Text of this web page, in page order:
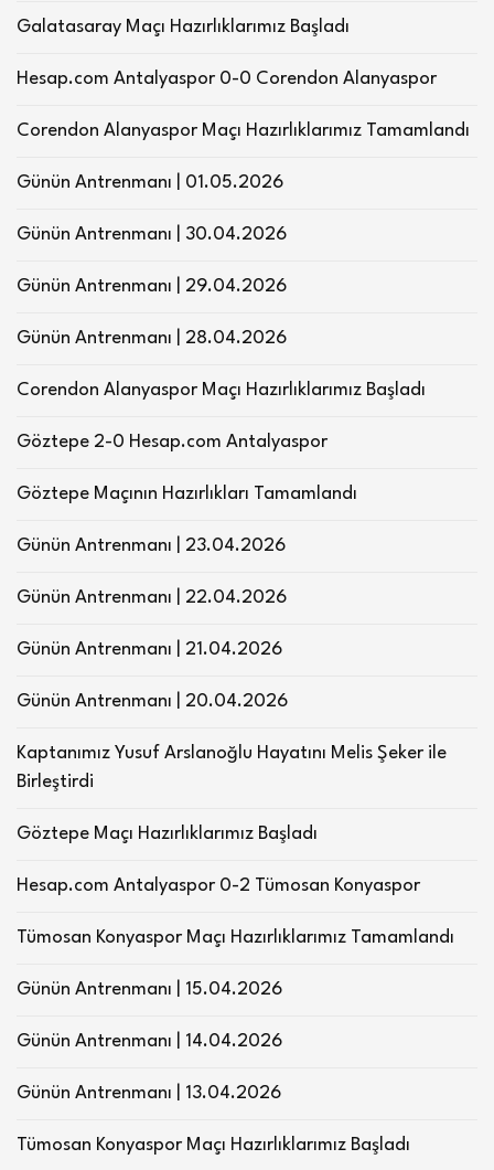
Galatasaray Maçı Hazırlıklarımız Başladı
Hesap.com Antalyaspor 0-0 Corendon Alanyaspor
Corendon Alanyaspor Maçı Hazırlıklarımız Tamamlandı
Günün Antrenmanı | 01.05.2026
Günün Antrenmanı | 30.04.2026
Günün Antrenmanı | 29.04.2026
Günün Antrenmanı | 28.04.2026
Corendon Alanyaspor Maçı Hazırlıklarımız Başladı
Göztepe 2-0 Hesap.com Antalyaspor
Göztepe Maçının Hazırlıkları Tamamlandı
Günün Antrenmanı | 23.04.2026
Günün Antrenmanı | 22.04.2026
Günün Antrenmanı | 21.04.2026
Günün Antrenmanı | 20.04.2026
Kaptanımız Yusuf Arslanoğlu Hayatını Melis Şeker ile
Birleştirdi
Göztepe Maçı Hazırlıklarımız Başladı
Hesap.com Antalyaspor 0-2 Tümosan Konyaspor
Tümosan Konyaspor Maçı Hazırlıklarımız Tamamlandı
Günün Antrenmanı | 15.04.2026
Günün Antrenmanı | 14.04.2026
Günün Antrenmanı | 13.04.2026
Tümosan Konyaspor Maçı Hazırlıklarımız Başladı